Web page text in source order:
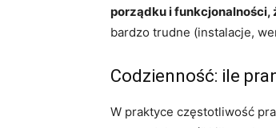
porządku i
bardzo trudne (instalacje,
Codzienność: ile
W praktyce częstotliwość